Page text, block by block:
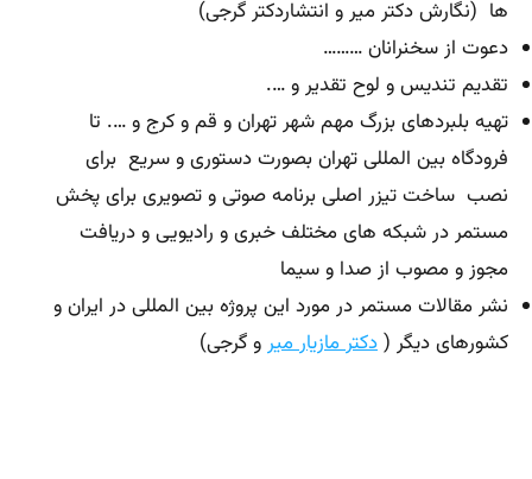
ها (نگارش دکتر میر و انتشاردکتر گرجی)
دعوت از سخنرانان ………
تقدیم تندیس و لوح تقدیر و ….
تهیه بلبردهای بزرگ مهم شهر تهران و قم و کرج و …. تا
فرودگاه بین المللی تهران بصورت دستوری و سریع برای
نصب ساخت تیزر اصلی برنامه صوتی و تصویری برای پخش
مستمر در شبکه های مختلف خبری و رادیویی و دریافت
مجوز و مصوب از صدا و سیما
نشر مقالات مستمر در مورد این پروژه بین المللی در ایران و
کشورهای دیگر (دکتر مازیار میرو گرجی)